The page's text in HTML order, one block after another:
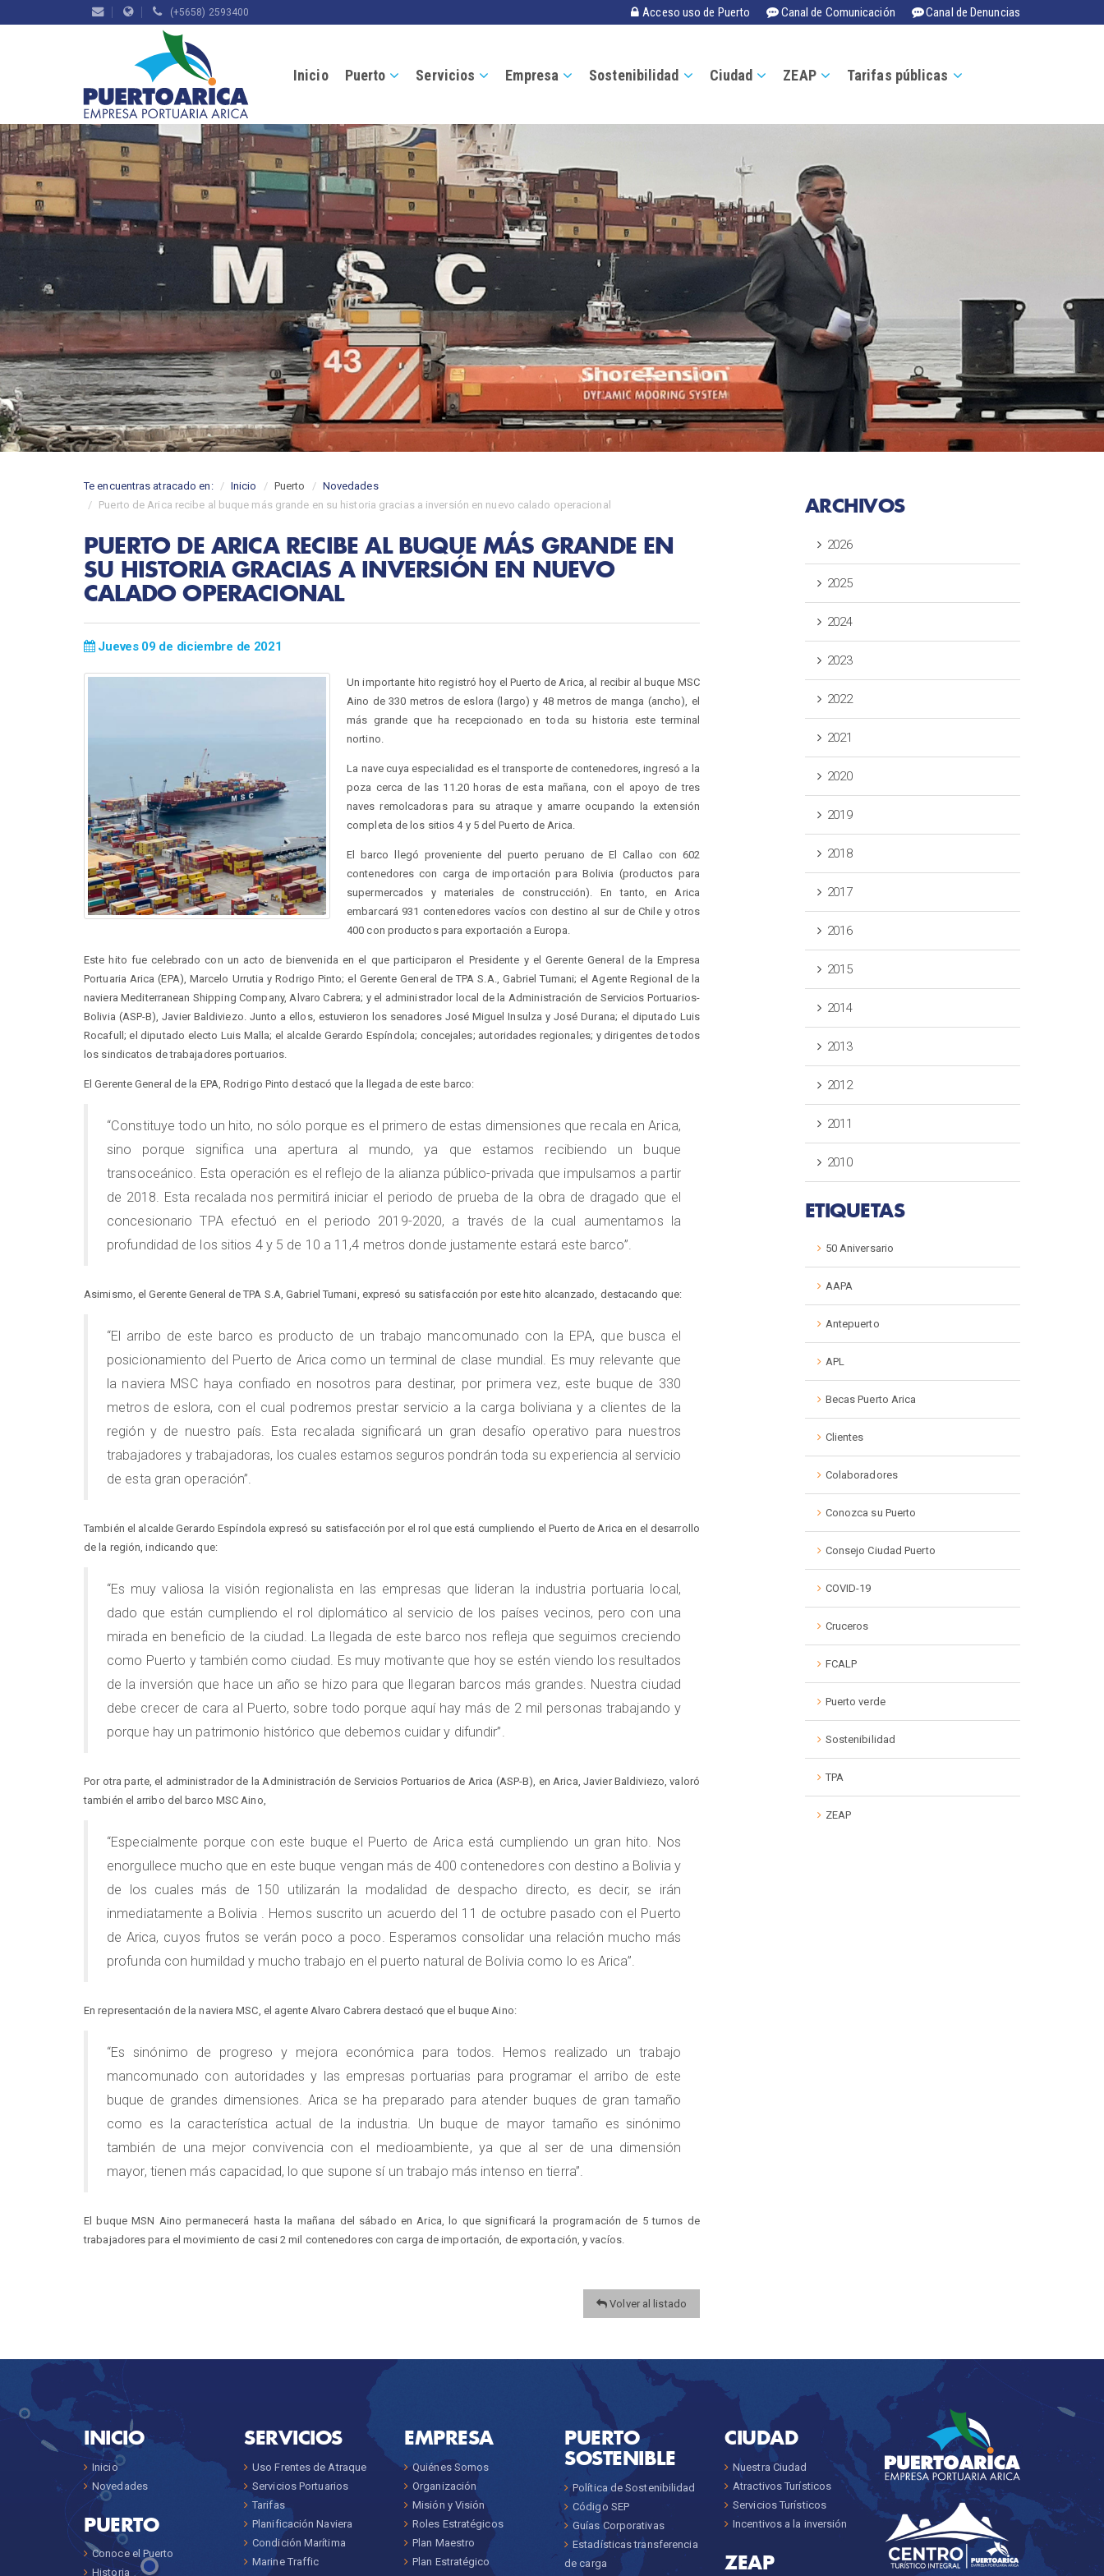
(+5658) 2593400 Acceso uso de Puerto Canal de Comunicación Canal de Denuncias
Inicio Puerto Servicios Empresa Sostenibilidad Ciudad ZEAP Tarifas públicas
Te encuentras atracado en: Inicio Puerto
Novedades
Puerto de Arica recibe al buque más grande en su historia gracias a inversión en nuevo calado operacional
PUERTO DE ARICA RECIBE AL BUQUE MÁS GRANDE EN
SU HISTORIA GRACIAS A INVERSIÓN EN NUEVO
CALADO OPERACIONAL
Jueves 09 de diciembre de 2021
Un importante hito registró hoy el Puerto de Arica, al recibir al buque MSC
Aino de 330 metros de eslora (largo) y 48 metros de manga (ancho), el
más grande que ha recepcionado en toda su historia este terminal
nortino.
La nave cuya especialidad es el transporte de contenedores, ingresó a la
poza cerca de las 11.20 horas de esta mañana, con el apoyo de tres
naves remolcadoras para su atraque y amarre ocupando la extensión
completa de los sitios 4 y 5 del Puerto de Arica.
El barco llegó proveniente del puerto peruano de El Callao con 602
contenedores con carga de importación para Bolivia (productos para
supermercados y materiales de construcción). En tanto, en Arica
embarcará 931 contenedores vacíos con destino al sur de Chile y otros
400 con productos para exportación a Europa.
Este hito fue celebrado con un acto de bienvenida en el que participaron el Presidente y el Gerente General de la Empresa
Portuaria Arica (EPA), Marcelo Urrutia y Rodrigo Pinto; el Gerente General de TPA S.A., Gabriel Tumani; el Agente Regional de la
naviera Mediterranean Shipping Company, Alvaro Cabrera; y el administrador local de la Administración de Servicios Portuarios-
Bolivia (ASP-B), Javier Baldiviezo. Junto a ellos, estuvieron los senadores José Miguel Insulza y José Durana; el diputado Luis
Rocafull; el diputado electo Luis Malla; el alcalde Gerardo Espíndola; concejales; autoridades regionales; y dirigentes de todos
los sindicatos de trabajadores portuarios.
El Gerente General de la EPA, Rodrigo Pinto destacó que la llegada de este barco:
“Constituye todo un hito, no sólo porque es el primero de estas dimensiones que recala en Arica,
sino porque significa una apertura al mundo, ya que estamos recibiendo un buque
transoceánico. Esta operación es el reflejo de la alianza público-privada que impulsamos a partir
de 2018. Esta recalada nos permitirá iniciar el periodo de prueba de la obra de dragado que el
concesionario TPA efectuó en el periodo 2019-2020, a través de la cual aumentamos la
profundidad de los sitios 4 y 5 de 10 a 11,4 metros donde justamente estará este barco”.
Asimismo, el Gerente General de TPA S.A, Gabriel Tumani, expresó su satisfacción por este hito alcanzado, destacando que:
“El arribo de este barco es producto de un trabajo mancomunado con la EPA, que busca el
posicionamiento del Puerto de Arica como un terminal de clase mundial. Es muy relevante que
la naviera MSC haya confiado en nosotros para destinar, por primera vez, este buque de 330
metros de eslora, con el cual podremos prestar servicio a la carga boliviana y a clientes de la
región y de nuestro país. Esta recalada significará un gran desafío operativo para nuestros
trabajadores y trabajadoras, los cuales estamos seguros pondrán toda su experiencia al servicio
de esta gran operación”.
También el alcalde Gerardo Espíndola expresó su satisfacción por el rol que está cumpliendo el Puerto de Arica en el desarrollo
de la región, indicando que:
“Es muy valiosa la visión regionalista en las empresas que lideran la industria portuaria local,
dado que están cumpliendo el rol diplomático al servicio de los países vecinos, pero con una
mirada en beneficio de la ciudad. La llegada de este barco nos refleja que seguimos creciendo
como Puerto y también como ciudad. Es muy motivante que hoy se estén viendo los resultados
de la inversión que hace un año se hizo para que llegaran barcos más grandes. Nuestra ciudad
debe crecer de cara al Puerto, sobre todo porque aquí hay más de 2 mil personas trabajando y
porque hay un patrimonio histórico que debemos cuidar y difundir”.
Por otra parte, el administrador de la Administración de Servicios Portuarios de Arica (ASP-B), en Arica, Javier Baldiviezo, valoró
también el arribo del barco MSC Aino,
“Especialmente porque con este buque el Puerto de Arica está cumpliendo un gran hito. Nos
enorgullece mucho que en este buque vengan más de 400 contenedores con destino a Bolivia y
de los cuales más de 150 utilizarán la modalidad de despacho directo, es decir, se irán
inmediatamente a Bolivia . Hemos suscrito un acuerdo del 11 de octubre pasado con el Puerto
de Arica, cuyos frutos se verán poco a poco. Esperamos consolidar una relación mucho más
profunda con humildad y mucho trabajo en el puerto natural de Bolivia como lo es Arica”.
En representación de la naviera MSC, el agente Alvaro Cabrera destacó que el buque Aino:
“Es sinónimo de progreso y mejora económica para todos. Hemos realizado un trabajo
mancomunado con autoridades y las empresas portuarias para programar el arribo de este
buque de grandes dimensiones. Arica se ha preparado para atender buques de gran tamaño
como es la característica actual de la industria. Un buque de mayor tamaño es sinónimo
también de una mejor convivencia con el medioambiente, ya que al ser de una dimensión
mayor, tienen más capacidad, lo que supone sí un trabajo más intenso en tierra”.
El buque MSN Aino permanecerá hasta la mañana del sábado en Arica, lo que significará la programación de 5 turnos de
trabajadores para el movimiento de casi 2 mil contenedores con carga de importación, de exportación, y vacíos.
Volver al listado
ARCHIVOS
2026
2025
2024
2023
2022
2021
2020
2019
2018
2017
2016
2015
2014
2013
2012
2011
2010
ETIQUETAS
50 Aniversario
AAPA
Antepuerto
APL
Becas Puerto Arica
Clientes
Colaboradores
Conozca su Puerto
Consejo Ciudad Puerto
COVID-19
Cruceros
FCALP
Puerto verde
Sostenibilidad
TPA
ZEAP
INICIO
Inicio
Novedades
PUERTO
Conoce el Puerto
Historia
SERVICIOS
Uso Frentes de Atraque
Servicios Portuarios
Tarifas
Planificación Naviera
Condición Marítima
Marine Traffic
EMPRESA
Quiénes Somos
Organización
Misión y Visión
Roles Estratégicos
Plan Maestro
Plan Estratégico
PUERTO
SOSTENIBLE
Política de Sostenibilidad
Código SEP
Guías Corporativas
Estadísticas transferencia
de carga
CIUDAD
Nuestra Ciudad
Atractivos Turísticos
Servicios Turísticos
Incentivos a la inversión
ZEAP